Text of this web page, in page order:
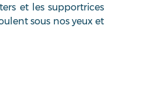
et les supportrices
sous nos yeux et